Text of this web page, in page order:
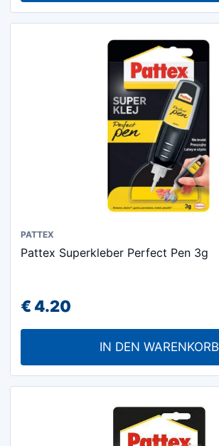
PATTEX
Pattex Superkleber Perfect Pen 3g
€4.20
IN DEN WARENKORB